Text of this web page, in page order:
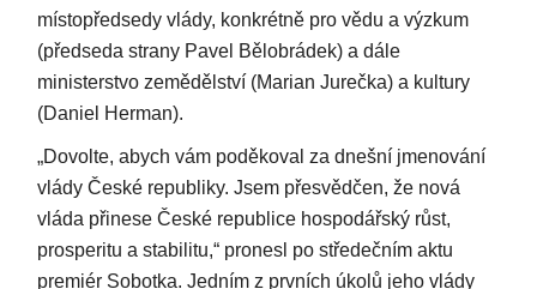
místopředsedy vlády, konkrétně pro vědu a výzkum
(předseda strany Pavel Bělobrádek) a dále
ministerstvo zemědělství (Marian Jurečka) a kultury
(Daniel Herman).
„Dovolte, abych vám poděkoval za dnešní jmenování
vlády České republiky. Jsem přesvědčen, že nová
vláda přinese České republice hospodářský růst,
prosperitu a stabilitu,“ pronesl po středečním aktu
premiér Sobotka. Jedním z prvních úkolů jeho vlády